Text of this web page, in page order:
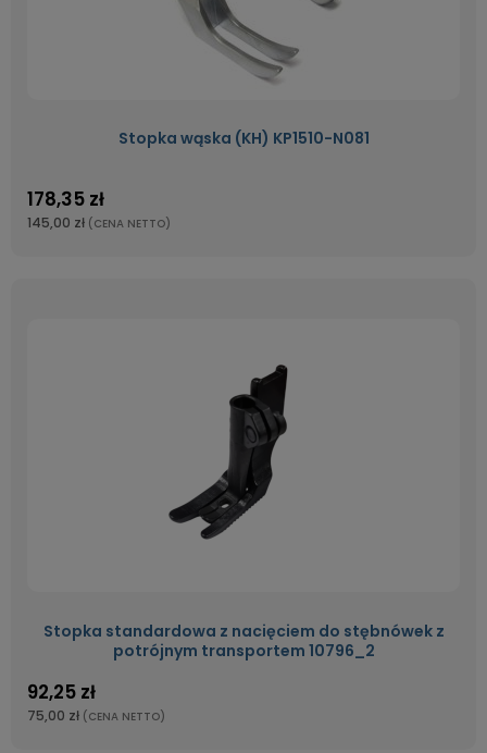
Stopka wąska (KH) KP1510-N081
178,35 zł
145,00 zł (CENA NETTO)
Stopka standardowa z nacięciem do stębnówek z
potrójnym transportem 10796_2
92,25 zł
75,00 zł (CENA NETTO)